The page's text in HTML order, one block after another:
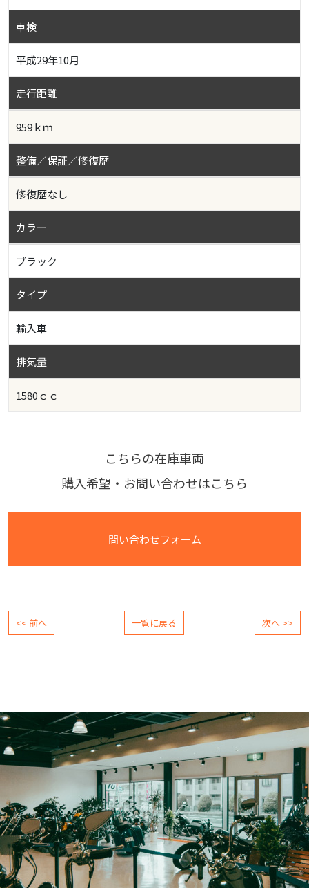
車検
平成29年10月
走行距離
959ｋｍ
整備／保証／修復歴
修復歴なし
カラー
ブラック
タイプ
輸入車
排気量
1580ｃｃ
こちらの在庫車両
購入希望・お問い合わせはこちら
問い合わせフォーム
<< 前へ 一覧に戻る 次へ >>